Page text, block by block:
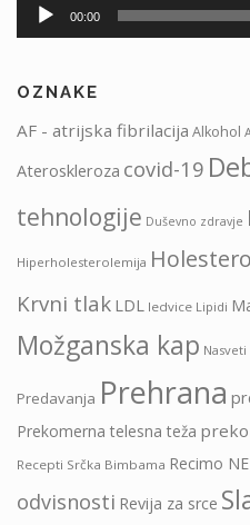
00:00
OZNAKE
AF - atrijska fibrilacija Alkohol
Ateroskleroza covid-19
tehnologije Duševno zdravje
Hiperholesterolemija
Krvni tlak LDL ledvice Lipidi
Možganska kap Nasveti
Predavanja Prehrana
Prekomerna telesna teža
Recepti Srčka Bimbama Recimo
odvisnosti Revija za srce